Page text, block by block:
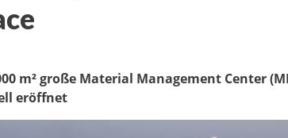
m² große Material Management Center
eröffnet